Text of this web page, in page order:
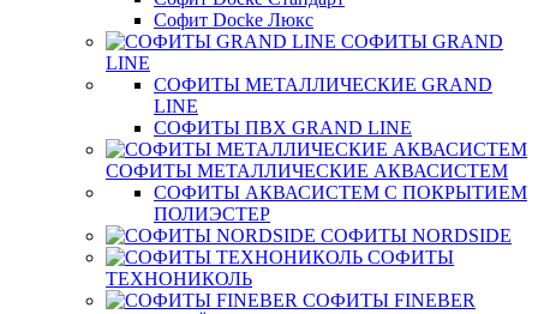
Софит Docke Люкс
СОФИТЫ GRAND
LINE
СОФИТЫ МЕТАЛЛИЧЕСКИЕ GRAND
LINE
СОФИТЫ ПВХ GRAND LINE
СОФИТЫ МЕТАЛЛИЧЕСКИЕ АКВАСИСТЕМ
СОФИТЫ АКВАСИСТЕМ С ПОКРЫТИЕМ
ПОЛИЭСТЕР
СОФИТЫ NORDSIDE
СОФИТЫ
ТЕХНОНИКОЛЬ
СОФИТЫ FINEBER